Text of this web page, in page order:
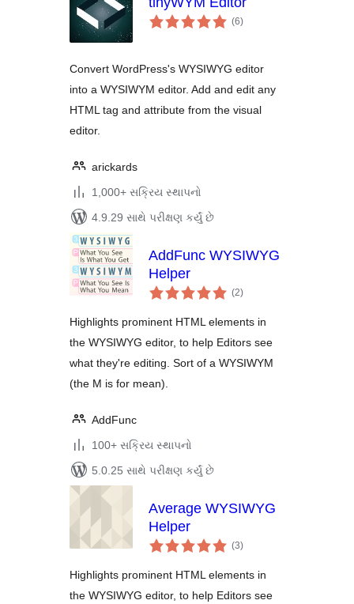
(6કુલ
રેટિંગ્સ
)
Convert WordPress's WYSIWYG editor
into a WYSIWYM editor. Add and edit any
HTML tag and attribute from the visual
editor.
arickards
1,000+ સક્રિય સ્થાપનો
4.9.29 સાથે પરીક્ષણ કર્યું છે
AddFunc WYSIWYG
Helper
(2કુલ
રેટિંગ્સ
)
Highlights prominent HTML elements in
the WYSIWYG editor, to help Editors see
what they're editing. Sort of a WYSIWYM
(the M is for mean).
AddFunc
100+ સક્રિય સ્થાપનો
5.0.25 સાથે પરીક્ષણ કર્યું છે
Average WYSIWYG
Helper
(3કુલ
રેટિંગ્સ
)
Highlights prominent HTML elements in
the WYSIWYG editor, to help Editors see